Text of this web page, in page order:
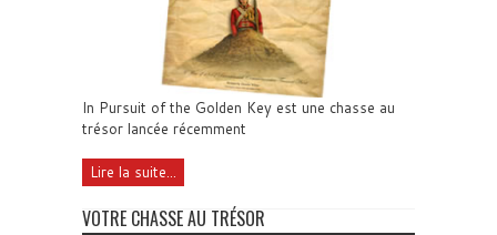
In Pursuit of the Golden Key est une chasse au
trésor lancée récemment
Lire la suite...
VOTRE CHASSE AU TRÉSOR